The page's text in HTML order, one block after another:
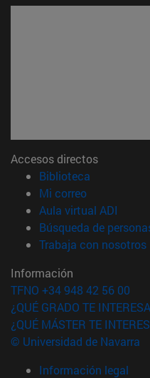
Accesos directos
Biblioteca
Mi correo(abre en
Aula virtual ADI
Búsqueda de
Trabaja con nosotros
Información
TFNO +34 948 42 56 00
¿QUÉ GRADO TE
¿QUÉ MÁSTER TE
© Universidad de Navarra
Información legal